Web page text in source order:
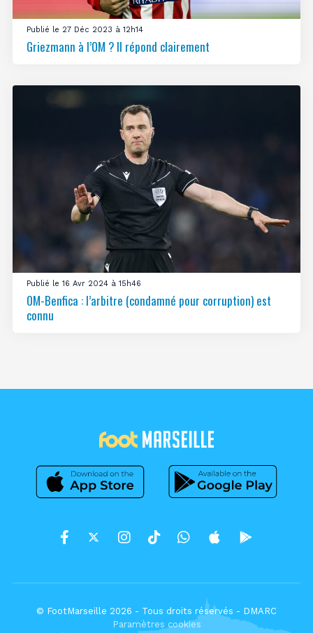
Publié le 27 Déc 2023 à 12h14
Griezmann à l’OM ? Il répond clairement
Publié le 16 Avr 2024 à 15h46
OM-Benfica : l’arbitre (condamné pour corruption) est
connu
© FootMarseille 2026 - Tous droits réservés - DMARC
Paramètres cookies